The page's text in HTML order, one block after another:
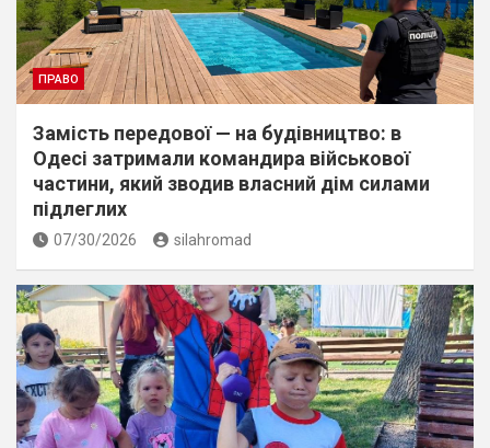
ПРАВО
Замість передової — на будівництво: в
Одесі затримали командира військової
частини, який зводив власний дім силами
підлеглих
07/30/2026 silahromad